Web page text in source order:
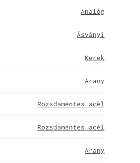
Analóg
Ásványi
Kerek
Arany
Rozsdamentes acél
Rozsdamentes acél
Arany